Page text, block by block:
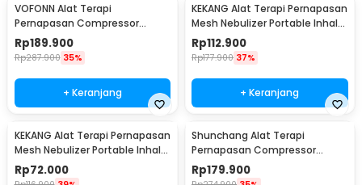
VOFONN Alat Terapi
Pernapasan Compressor
Nebulizer Inhaler Atomizer -
AXD-308
Rp189.900
Rp287.900 35%
+ Keranjang
KEKANG Alat Terapi Pernapasan
Mesh Nebulizer Portable Inhaler
Atomizer Rechargeable - KE-
N11
Rp112.900
Rp177.900 37%
+ Keranjang
KEKANG Alat Terapi Pernapasan
Mesh Nebulizer Portable Inhaler
Atomizer Plug In - KE-N11
Rp72.000
Shunchang Alat Terapi
Pernapasan Compressor
Nebulizer Inhaler Atomizer -
CDC500S
Rp179.900